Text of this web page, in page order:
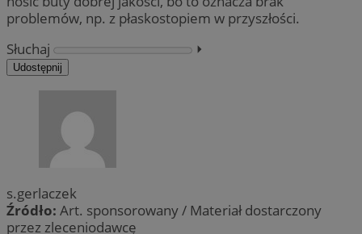
problemów, np. z płaskostopiem w przyszłości.
Słuchaj
⏵︎
Udostępnij
s.gerlaczek
Źródło: Art. sponsorowany / Materiał dostarczony
przez zleceniodawcę